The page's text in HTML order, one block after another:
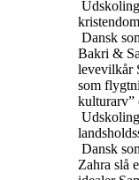
Udskoling
Dansk
Bakri &
levevilkår
som
kulturarv”
Udskoling
Dansk
Zahra slå